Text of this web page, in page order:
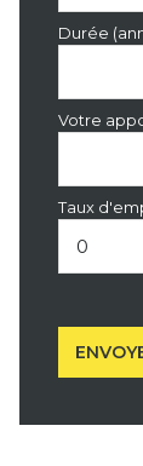
Durée
Votre
Taux